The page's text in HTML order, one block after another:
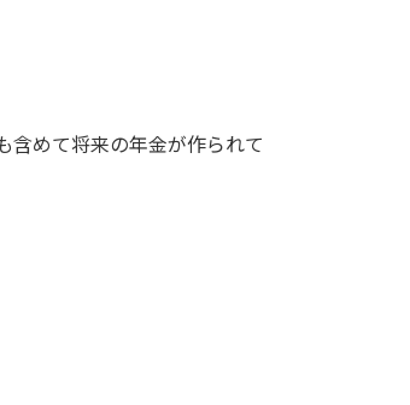
含めて将来の年金が作られて